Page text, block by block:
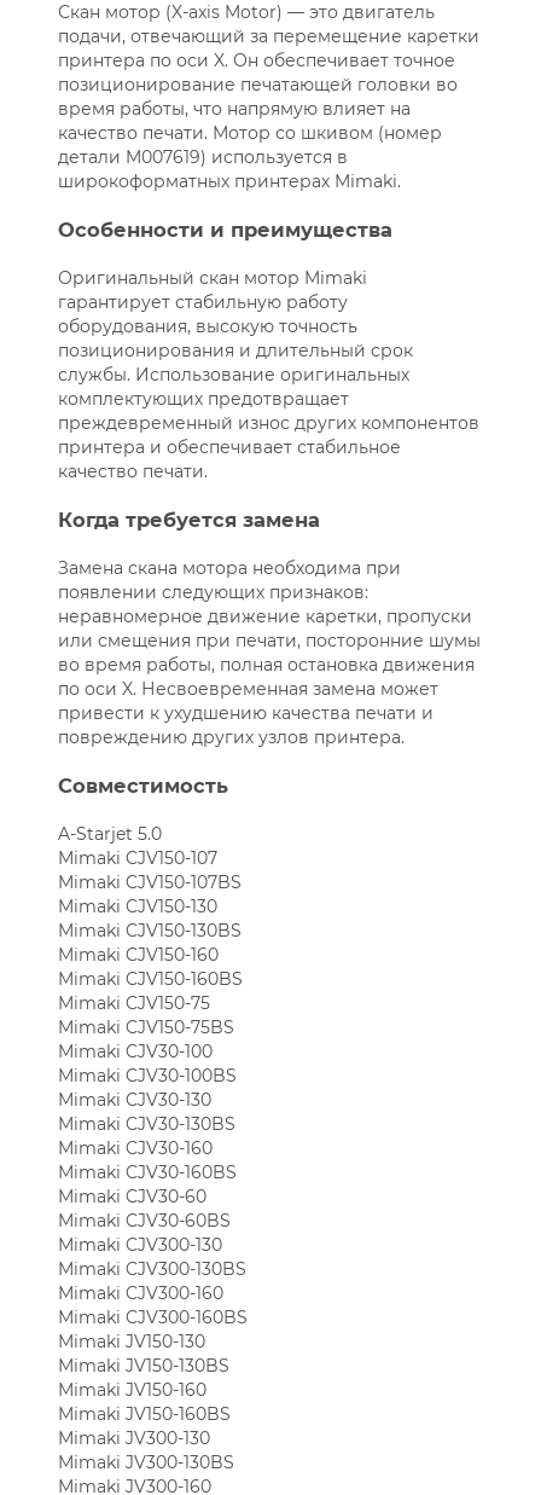
Скан мотор (X-axis Motor) — это двигатель
подачи, отвечающий за перемещение каретки
принтера по оси X. Он обеспечивает точное
позиционирование печатающей головки во
время работы, что напрямую влияет на
качество печати. Мотор со шкивом (номер
детали M007619) используется в
широкоформатных принтерах Mimaki.
Особенности и преимущества
Оригинальный скан мотор Mimaki
гарантирует стабильную работу
оборудования, высокую точность
позиционирования и длительный срок
службы. Использование оригинальных
комплектующих предотвращает
преждевременный износ других компонентов
принтера и обеспечивает стабильное
качество печати.
Когда требуется замена
Замена скана мотора необходима при
появлении следующих признаков:
неравномерное движение каретки, пропуски
или смещения при печати, посторонние шумы
во время работы, полная остановка движения
по оси X. Несвоевременная замена может
привести к ухудшению качества печати и
повреждению других узлов принтера.
Совместимость
A-Starjet 5.0
Mimaki CJV150-107
Mimaki CJV150-107BS
Mimaki CJV150-130
Mimaki CJV150-130BS
Mimaki CJV150-160
Mimaki CJV150-160BS
Mimaki CJV150-75
Mimaki CJV150-75BS
Mimaki CJV30-100
Mimaki CJV30-100BS
Mimaki CJV30-130
Mimaki CJV30-130BS
Mimaki CJV30-160
Mimaki CJV30-160BS
Mimaki CJV30-60
Mimaki CJV30-60BS
Mimaki CJV300-130
Mimaki CJV300-130BS
Mimaki CJV300-160
Mimaki CJV300-160BS
Mimaki JV150-130
Mimaki JV150-130BS
Mimaki JV150-160
Mimaki JV150-160BS
Mimaki JV300-130
Mimaki JV300-130BS
Mimaki JV300-160